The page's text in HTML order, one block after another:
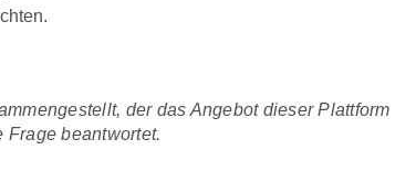
der das Angebot dieser Plattform
beantwortet.